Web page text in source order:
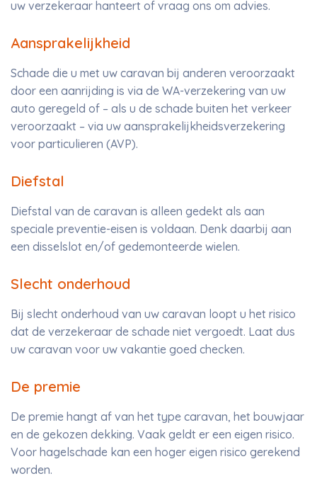
uw verzekeraar hanteert of vraag ons om advies.
Aansprakelijkheid
Schade die u met uw caravan bij anderen veroorzaakt
door een aanrijding is via de WA-verzekering van uw
auto geregeld of – als u de schade buiten het verkeer
veroorzaakt – via uw aansprakelijkheidsverzekering
voor particulieren (AVP).
Diefstal
Diefstal van de caravan is alleen gedekt als aan
speciale preventie-eisen is voldaan. Denk daarbij aan
een disselslot en/of gedemonteerde wielen.
Slecht onderhoud
Bij slecht onderhoud van uw caravan loopt u het risico
dat de verzekeraar de schade niet vergoedt. Laat dus
uw caravan voor uw vakantie goed checken.
De premie
De premie hangt af van het type caravan, het bouwjaar
en de gekozen dekking. Vaak geldt er een eigen risico.
Voor hagelschade kan een hoger eigen risico gerekend
worden.